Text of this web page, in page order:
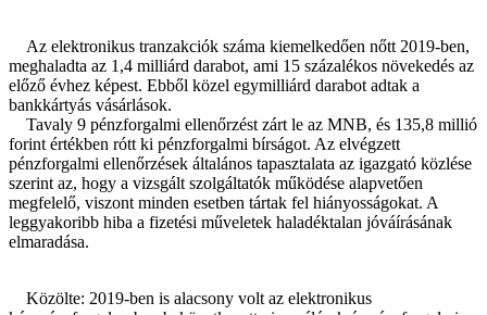
Az elektronikus tranzakciók száma kiemelkedően nőtt 2019-ben,
meghaladta az 1,4 milliárd darabot, ami 15 százalékos növekedés az
előző évhez képest. Ebből közel egymilliárd darabot adtak a
bankkártyás vásárlások.
Tavaly 9 pénzforgalmi ellenőrzést zárt le az MNB, és 135,8 millió
forint értékben rótt ki pénzforgalmi bírságot. Az elvégzett
pénzforgalmi ellenőrzések általános tapasztalata az igazgató közlése
szerint az, hogy a vizsgált szolgáltatók működése alapvetően
megfelelő, viszont minden esetben tártak fel hiányosságokat. A
leggyakoribb hiba a fizetési műveletek haladéktalan jóváírásának
elmaradása.
Közölte: 2019-ben is alacsony volt az elektronikus